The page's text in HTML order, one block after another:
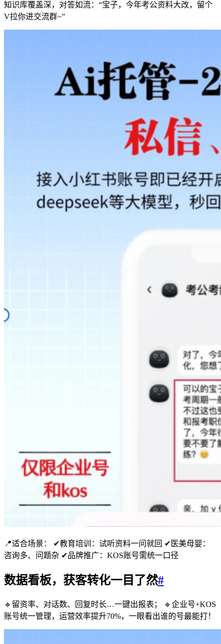
知识库覆盖深，对答如流：“宝子，今年考公资料大改，留个
V拉你进交流群~”
📍适合场景： ✔教育培训：试听资料一问就回 ✔医美母婴：
咨询多、问题杂 ✔品牌推广：KOS账号需统一口径
数据看板，获客转化一目了然#
🔹留资率、对话数、回复时长…一键出报表； 🔹企业号+KOS
账号统一管理，运营效率提升70%，一眼看出谁的号最能打！